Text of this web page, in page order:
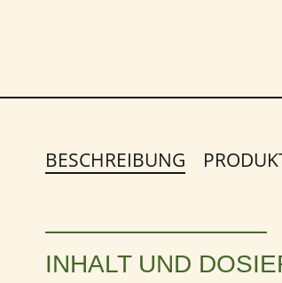
BESCHREIBUNG
INHALT UND